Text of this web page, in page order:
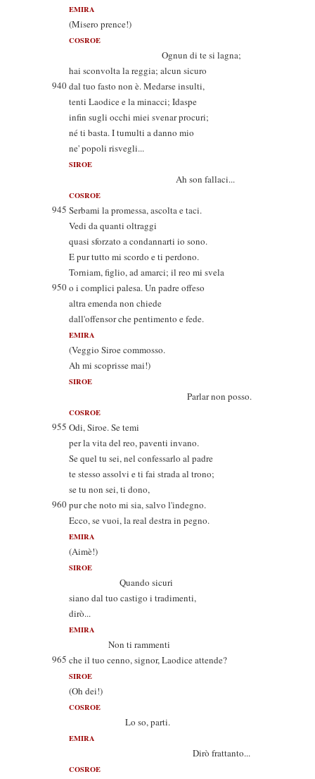
EMIRA
(Misero prence!)
COSROE
Ognun di te si lagna;
hai sconvolta la reggia; alcun sicuro
940dal tuo fasto non è. Medarse insulti,
tenti Laodice e la minacci; Idaspe
infin sugli occhi miei svenar procuri;
né ti basta. I tumulti a danno mio
ne' popoli risvegli...
SIROE
Ah son fallaci...
COSROE
945 Serbami la promessa, ascolta e taci.
Vedi da quanti oltraggi
quasi sforzato a condannarti io sono.
E pur tutto mi scordo e ti perdono.
Torniam, figlio, ad amarci; il reo mi svela
950o i complici palesa. Un padre offeso
altra emenda non chiede
dall'offensor che pentimento e fede.
EMIRA
(Veggio Siroe commosso.
Ah mi scoprisse mai!)
SIROE
Parlar non posso.
COSROE
955 Odi, Siroe. Se temi
per la vita del reo, paventi invano.
Se quel tu sei, nel confessarlo al padre
te stesso assolvi e ti fai strada al trono;
se tu non sei, ti dono,
960pur che noto mi sia, salvo l'indegno.
Ecco, se vuoi, la real destra in pegno.
EMIRA
(Aimè!)
SIROE
Quando sicuri
siano dal tuo castigo i tradimenti,
dirò...
EMIRA
Non ti rammenti
965 che il tuo cenno, signor, Laodice attende?
SIROE
(Oh dei!)
COSROE
Lo so, parti.
EMIRA
Dirò frattanto...
COSROE